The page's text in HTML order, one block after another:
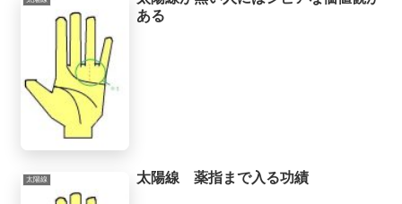
ある
太陽線 太陽線 薬指まで入る功績